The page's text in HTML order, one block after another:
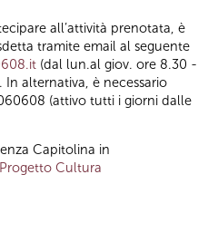
all’attività prenotata, è
tramite email al seguente
(dal lun.al giov. ore 8.30 -
alternativa, è necessario
(attivo tutti i giorni dalle
Capitolina in
Cultura